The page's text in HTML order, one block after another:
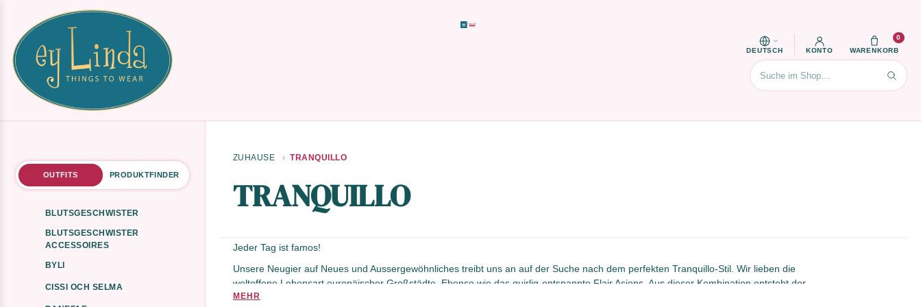
DEUTSCH KONTO WARENKORB
0
Suchen
OUTFITS PRODUKTFINDER
BLUTSGESCHWISTER
BLUTSGESCHWISTER
ACCESSOIRES
BYLI
CISSI OCH SELMA
ZUHAUSE TRANQUILLO
TRANQUILLO
Jeder Tag ist famos!
Unsere Neugier auf Neues und Aussergewöhnliches treibt uns an auf der Suche nach dem perfekten Tranquillo-Stil. Wir lieben die
weltoffene Lebensart europäischer Großstädte. Ebenso wie das quirlig-entspannte Flair Asiens. Aus dieser Kombination entsteht der
Tranquillo-Kosmos, der jede Schublade füllt.
MEHR